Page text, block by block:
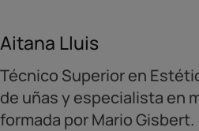
Aitana Lluis
Técnico Superior en
de uñas y especialista en
formada por Mario Gisbert.